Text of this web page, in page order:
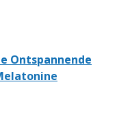
Ontspannende